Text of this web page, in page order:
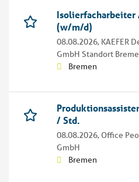
(w/m/d)
08.08.2026, KAEFER
GmbH Standort
Bremen
/ Std.
08.08.2026, Office
GmbH
Bremen